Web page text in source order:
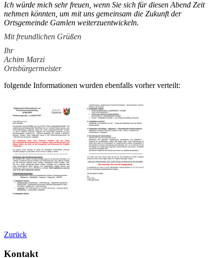
Ich würde mich sehr freuen wenn Sie sich für diesen Abend Zeit
nehmen könnten, um mit uns gemeinsam die Zukunft der
Ortsgemeinde Gamlen weiterzuentwickeln.
Mit freundlichen Grüßen
Ihr
Achim Marzi
Ortsbürgermeister
folgende Informationen wurden ebenfalls vorher verteilt:
Zurück
Kontakt